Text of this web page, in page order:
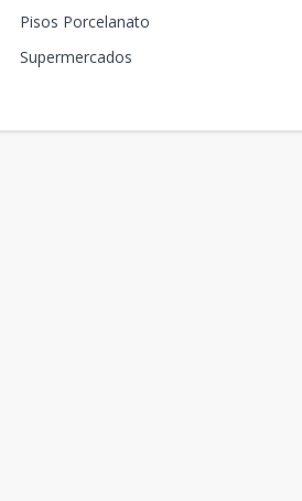
Pisos Porcelanato
Supermercados